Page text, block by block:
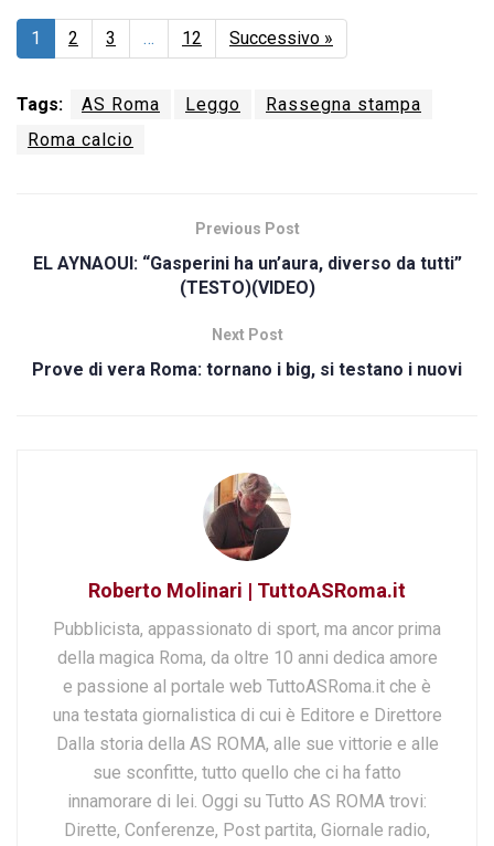
1 2 3 … 12 Successivo »
Tags: AS Roma Leggo
Rassegna stampa
Roma calcio
Previous Post
EL AYNAOUI: “Gasperini ha un’aura, diverso da tutti”
(TESTO)(VIDEO)
Next Post
Prove di vera Roma: tornano i big, si testano i nuovi
Roberto Molinari | TuttoASRoma.it
Pubblicista, appassionato di sport, ma ancor prima
della magica Roma, da oltre 10 anni dedica amore
e passione al portale web TuttoASRoma.it che è
una testata giornalistica di cui è Editore e Direttore
Dalla storia della AS ROMA, alle sue vittorie e alle
sue sconfitte, tutto quello che ci ha fatto
innamorare di lei. Oggi su Tutto AS ROMA trovi:
Dirette, Conferenze, Post partita, Giornale radio,